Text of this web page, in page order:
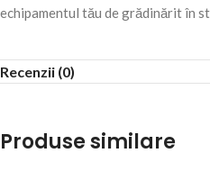
echipamentul tău de grădinărit în
Recenzii (0)
Produse similare